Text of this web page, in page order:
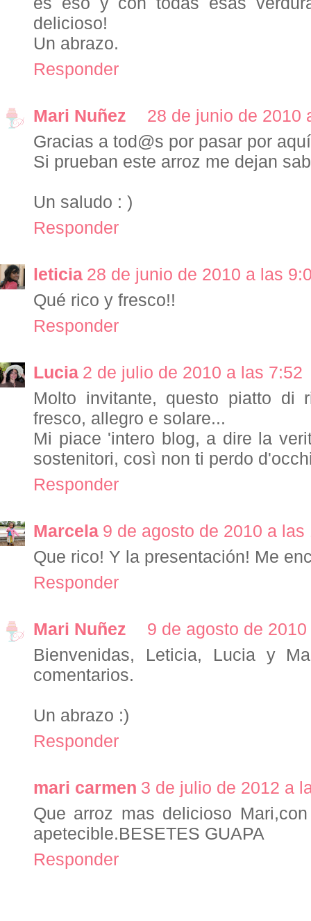
delicioso!
Un abrazo.
Responder
Mari Nuñez
28 de junio de 2010
Gracias a tod@s por pasar por
Si prueban este arroz me dejan
Un saludo : )
Responder
leticia 28 de junio de 2010 a las
Qué rico y fresco!!
Responder
Lucia 2 de julio de 2010 a las 7:52
Molto invitante, questo piatto di
fresco, allegro e solare...
Mi piace 'intero blog, a dire la
sostenitori, così non ti perdo
Responder
Marcela 9 de agosto de 2010 a las
Que rico! Y la presentación! Me
Responder
Mari Nuñez
9 de agosto de
Bienvenidas, Leticia, Lucia y
comentarios.
Un abrazo :)
Responder
mari carmen 3 de julio de 2012 a
Que arroz mas delicioso
apetecible.BESETES GUAPA
Responder